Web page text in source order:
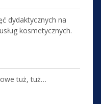
dydaktycznych na
kosmetycznych.
tuż, tuż…